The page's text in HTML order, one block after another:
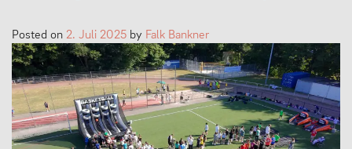
Posted on 2. Juli 2025 by Falk Bankner